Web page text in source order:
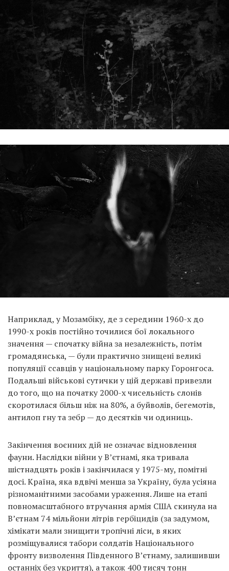
Наприклад, у Мозамбіку, де з середини 1960-х до
1990-х років постійно точилися бої локального
значення — спочатку війна за незалежність, потім
громадянська, — були практично знищені великі
популяції ссавців у національному парку Горонгоса.
Подальші військові сутички у цій державі привезли
до того, що на початку 2000-х чисельність слонів
скоротилася більш ніж на 80%, а буйволів, бегемотів,
антилоп гну та зебр — до десятків чи одиниць.
Закінчення воєнних дій не означає відновлення
фауни. Наслідки війни у В’єтнамі, яка тривала
шістнадцять років і закінчилася у 1975-му, помітні
досі. Країна, яка вдвічі менша за Україну, була усіяна
різноманітними засобами ураження. Лише на етапі
повномасштабного втручання армія США скинула на
В’єтнам 74 мільйони літрів гербіцидів (за задумом,
хімікати мали знищити тропічні ліси, в яких
розміщувалися табори солдатів Національного
фронту визволення Південного В’єтнаму, залишивши
останніх без укриття), а також 400 тисяч тонн